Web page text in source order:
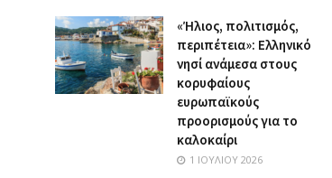
«Ήλιος, πολιτισμός,
περιπέτεια»: Ελληνικό
νησί ανάμεσα στους
κορυφαίους
ευρωπαϊκούς
προορισμούς για το
καλοκαίρι
1 ΙΟΥΛΊΟΥ 2026